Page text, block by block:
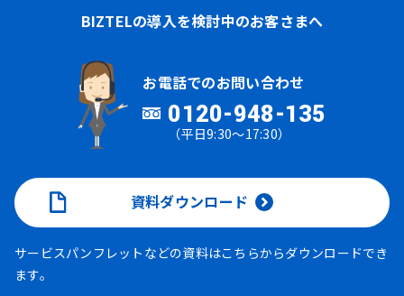
BIZTELの導入を検討中のお客さまへ
お電話でのお問い合わせ
0120-948-135
（平日9:30～17:30）
資料ダウンロード
サービスパンフレットなどの資料はこちらからダウンロードでき
ます。